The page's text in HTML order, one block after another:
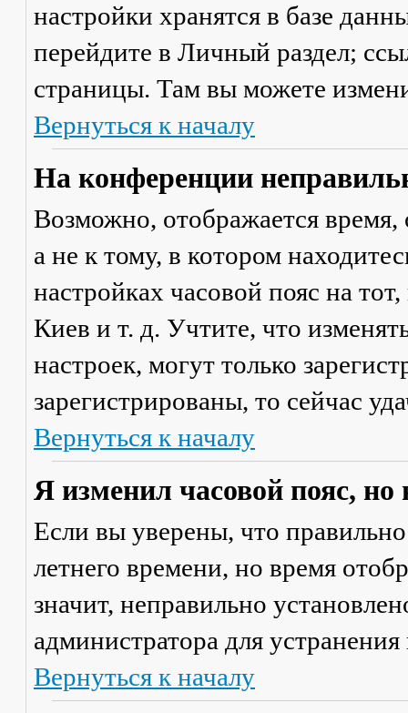
настройки хранятся в базе
перейдите в Личный раздел;
страницы. Там вы можете
Вернуться к началу
На конференции
Возможно, отображается время,
а не к тому, в котором
настройках часовой пояс на
Киев и т. д. Учтите, что
настроек, могут только
зарегистрированы, то сейчас
Вернуться к началу
Я изменил часовой пояс,
Если вы уверены, что
летнего времени, но время
значит, неправильно
администратора для
Вернуться к началу